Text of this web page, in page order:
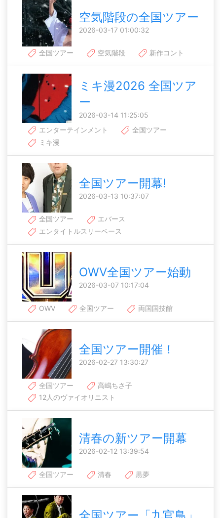
空気階段の全国ツアー
2026-03-17 01:00:32
全国ツアー 空気階段 新作コント
ミキ漫2026 全国ツア
ー
2026-03-14 11:25:05
エンターテインメント
全国ツアー
ミキ漫
全国ツアー開幕!
2026-03-13 10:37:07
全国ツアー
エバース
エンタイトルスリーベース
OWV全国ツアー始動
2026-03-07 10:17:04
OWV 全国ツアー 両国国技館
全国ツアー開催！
2026-02-27 13:30:27
全国ツアー
高嶋ちさ子
12人のヴァイオリニスト
清春の新ツアー開幕
2026-02-12 13:39:54
全国ツアー 清春 黒夢